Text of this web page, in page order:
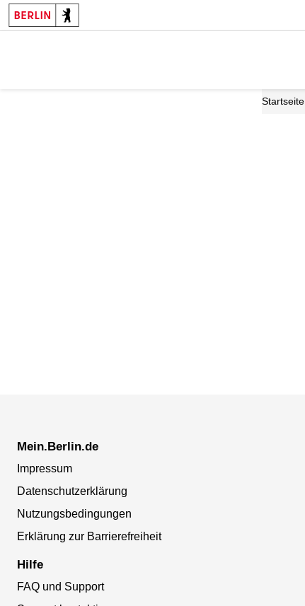
Startseite
Mein.Berlin.de
Impressum
Datenschutzerklärung
Nutzungsbedingungen
Erklärung zur Barrierefreiheit
Hilfe
FAQ und Support